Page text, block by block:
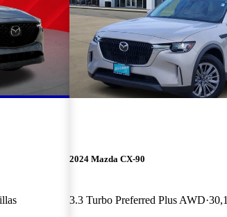
2024 Mazda CX-90
3.3 Turbo Preferred Plus AWD